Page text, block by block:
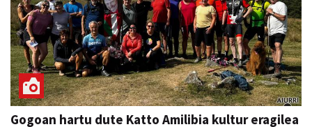
Gogoan hartu dute Katto Amilibia kultur eragilea